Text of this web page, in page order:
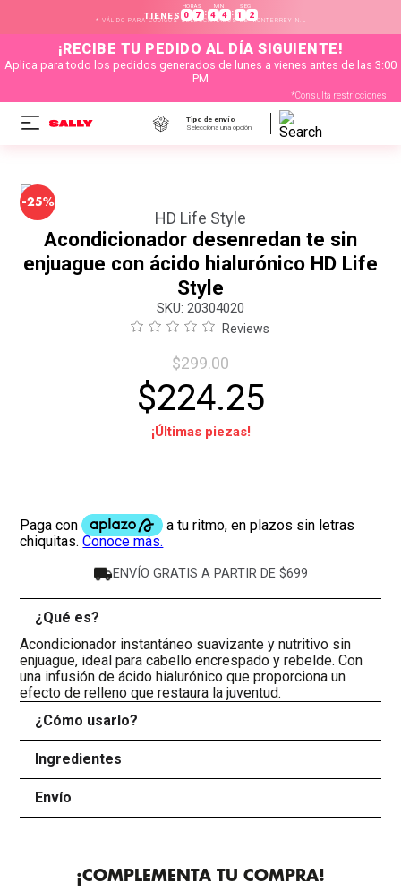
TIENES
HORAS
0 7 :
MIN
4 4 :
SEG
1 2
* VÁLIDO PARA CÓDIGOS SELECCIONADOS DE MONTERREY N.L
¡RECIBE TU PEDIDO AL DÍA SIGUIENTE!
Aplica para todo los pedidos generados de lunes a vienes antes de las 3:00
PM
*Consulta restricciones
Tipo de envío
Selecciona una opción
-25%
HD Life Style
Acondicionador desenredan te sin
enjuague con ácido hialurónico HD Life
Style
: 20304020
Reviews
$299.00
$224.25
¡Últimas piezas!
ENVÍO GRATIS A PARTIR DE $699
¿Qué es?
Acondicionador instantáneo suavizante y nutritivo sin
enjuague, ideal para cabello encrespado y rebelde. Con
una infusión de ácido hialurónico que proporciona un
efecto de relleno que restaura la juventud.
¿Cómo usarlo?
Ingredientes
Envío
¡COMPLEMENTA TU COMPRA!